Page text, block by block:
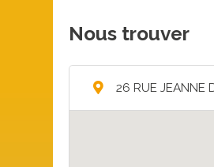
Nous trouver
26 RUE JEANNE